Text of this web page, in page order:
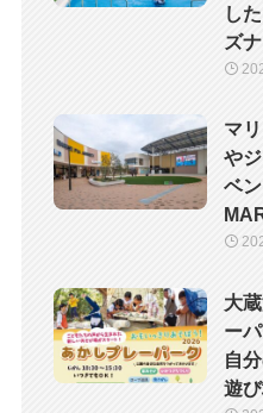
し
ズ
マ
や
ベ
大
ー
自
遊